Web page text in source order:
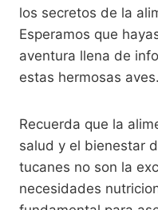
los secretos de la
Esperamos que
aventura llena de
estas hermosas aves.
Recuerda que la
salud y el bienestar
tucanes no son la
necesidades